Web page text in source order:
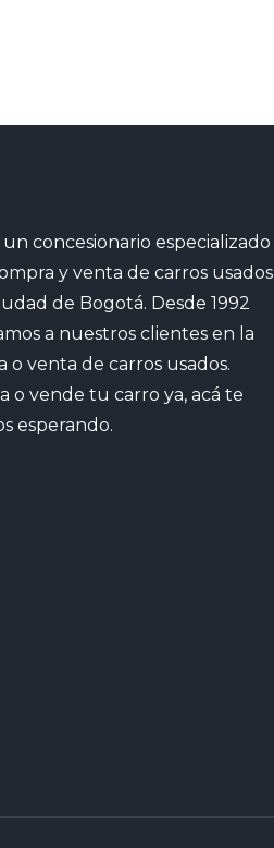
un concesionario especializado
y venta de carros usados
de Bogotá. Desde 1992
a nuestros clientes en la
o venta de carros usados.
o vende tu carro ya, acá te
esperando.